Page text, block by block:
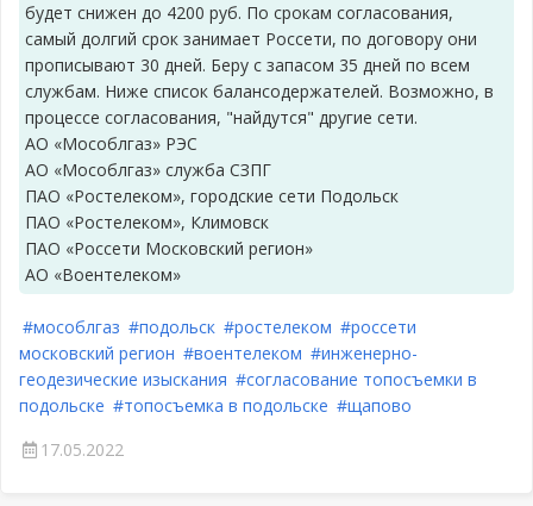
будет снижен до 4200 руб. По срокам согласования,
самый долгий срок занимает Россети, по договору они
прописывают 30 дней. Беру с запасом 35 дней по всем
службам. Ниже список балансодержателей. Возможно, в
процессе согласования, "найдутся" другие сети.
АО «Мособлгаз» РЭС
АО «Мособлгаз» служба СЗПГ
ПАО «Ростелеком», городские сети Подольск
ПАО «Ростелеком», Климовск
ПАО «Россети Московский регион»
АО «Воентелеком»
#мособлгаз #подольск #ростелеком #россети
московский регион #воентелеком #инженерно-
геодезические изыскания #согласование топосъемки в
подольске #топосъемка в подольске #щапово
17.05.2022